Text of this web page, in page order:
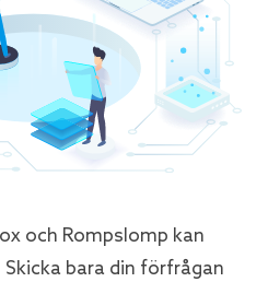
och Rompslomp kan
bara din förfrågan